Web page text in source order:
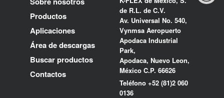
Productos
Aplicaciones
Área de descargas
Buscar productos
Contactos
de R.L. de C.V.
Av. Universal No. 540,
Vynmsa Aeropuerto
Apodaca Industrial
Park,
Apodaca, Nuevo Leon,
México C.P. 66626
Teléfono +52 (81)2 060
0136